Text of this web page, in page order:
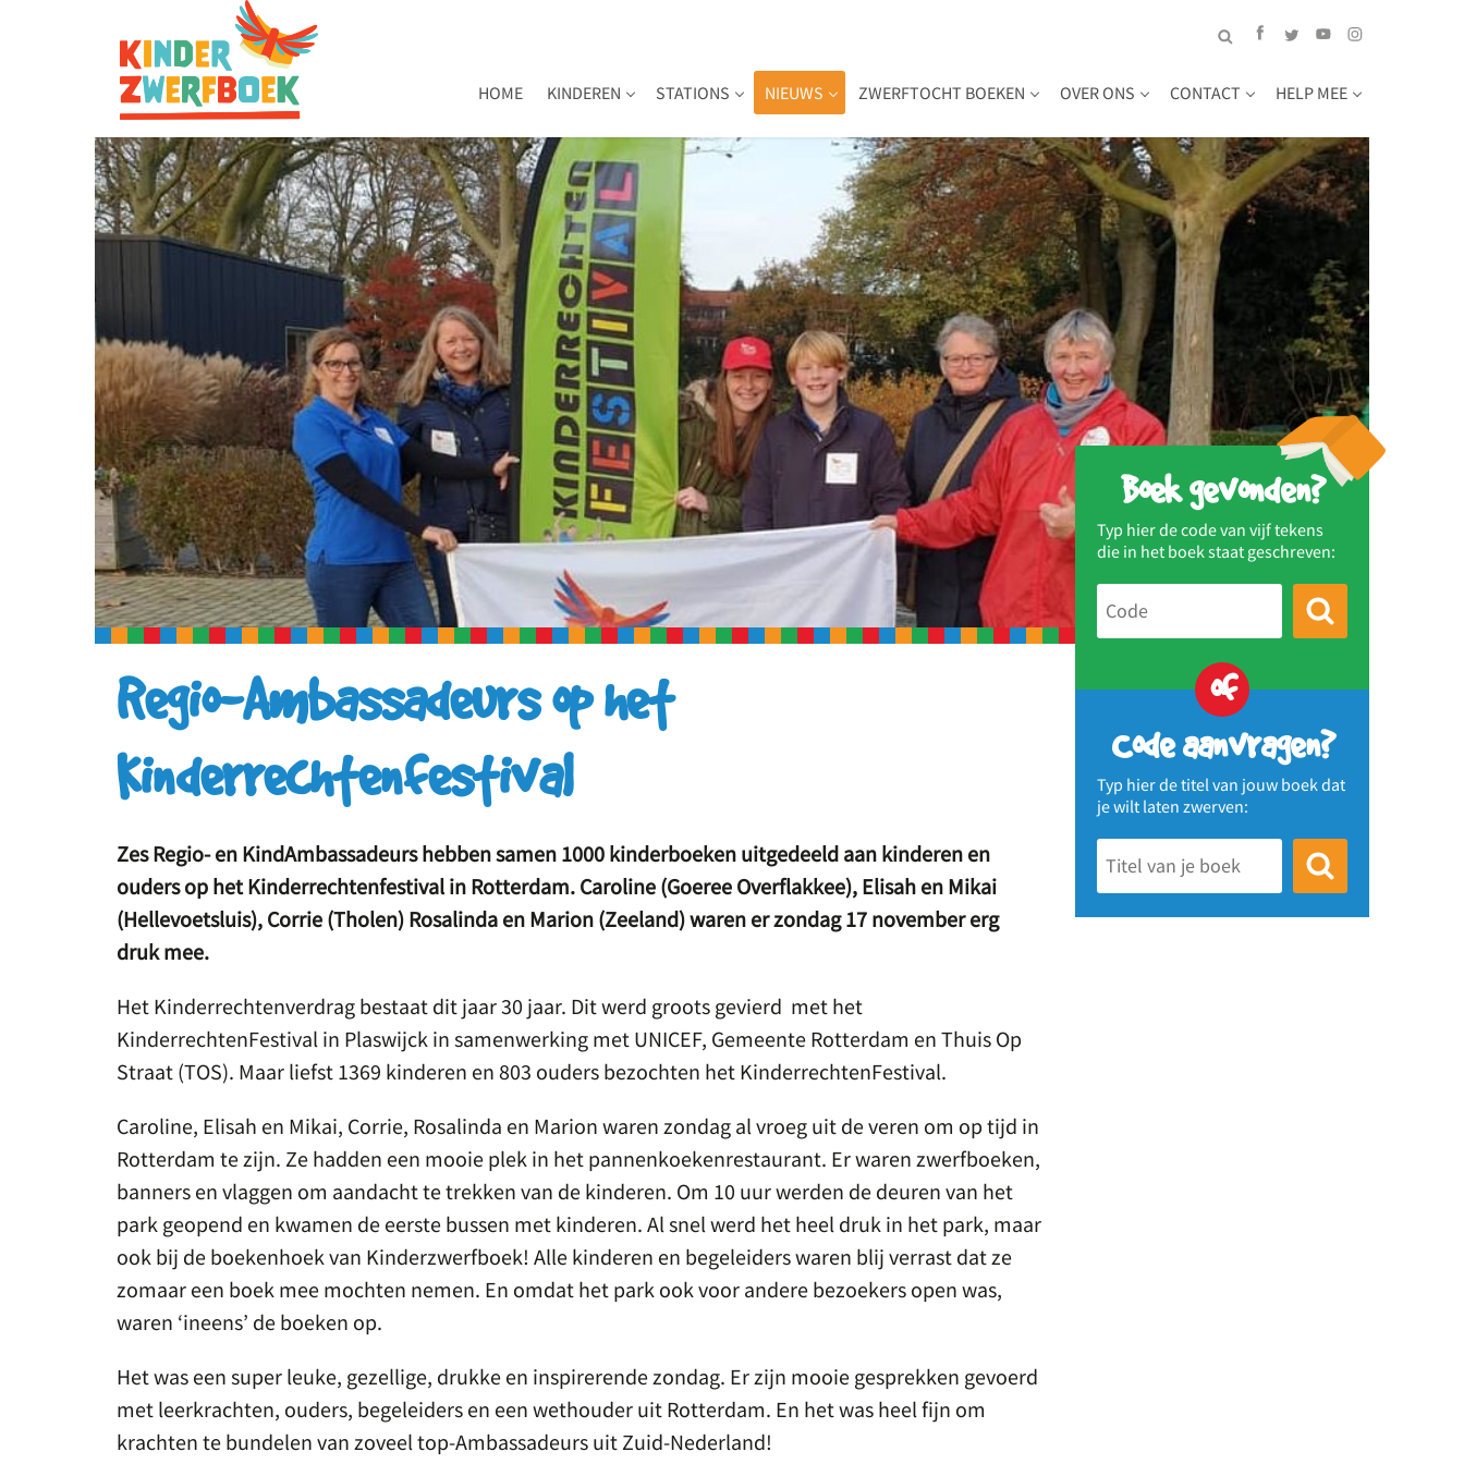
HOME KINDEREN STATIONS NIEUWS ZWERFTOCHT BOEKEN OVER ONS CONTACT HELP MEE
Boek gevonden?
Typ hier de code van vijf tekens
die in het boek staat geschreven:
of
Code aanvragen?
Typ hier de titel van jouw boek dat
je wilt laten zwerven:
Regio-Ambassadeurs op het
Kinderrechtenfestival
Zes Regio- en KindAmbassadeurs hebben samen 1000 kinderboeken uitgedeeld aan kinderen en
ouders op het Kinderrechtenfestival in Rotterdam. Caroline (Goeree Overflakkee), Elisah en Mikai
(Hellevoetsluis), Corrie (Tholen) Rosalinda en Marion (Zeeland) waren er zondag 17 november erg
druk mee.
Het Kinderrechtenverdrag bestaat dit jaar 30 jaar. Dit werd groots gevierd met het
KinderrechtenFestival in Plaswijck in samenwerking met UNICEF, Gemeente Rotterdam en Thuis Op
Straat (TOS). Maar liefst 1369 kinderen en 803 ouders bezochten het KinderrechtenFestival.
Caroline, Elisah en Mikai, Corrie, Rosalinda en Marion waren zondag al vroeg uit de veren om op tijd in
Rotterdam te zijn. Ze hadden een mooie plek in het pannenkoekenrestaurant. Er waren zwerfboeken,
banners en vlaggen om aandacht te trekken van de kinderen. Om 10 uur werden de deuren van het
park geopend en kwamen de eerste bussen met kinderen. Al snel werd het heel druk in het park, maar
ook bij de boekenhoek van Kinderzwerfboek! Alle kinderen en begeleiders waren blij verrast dat ze
zomaar een boek mee mochten nemen. En omdat het park ook voor andere bezoekers open was,
waren ‘ineens’ de boeken op.
Het was een super leuke, gezellige, drukke en inspirerende zondag. Er zijn mooie gesprekken gevoerd
met leerkrachten, ouders, begeleiders en een wethouder uit Rotterdam. En het was heel fijn om
krachten te bundelen van zoveel top-Ambassadeurs uit Zuid-Nederland!